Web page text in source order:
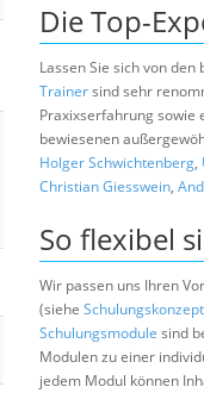
Die Top-
Lassen Sie sich von
Trainersind sehr
Praxixserfahrung sowie
bewiesenen
Holger Schwichtenberg,
Christian Giesswein,
So flexibel
Wir passen uns Ihren
(siehe
Schulungsmodule sind
Modulen zu einer
jedem Modul können